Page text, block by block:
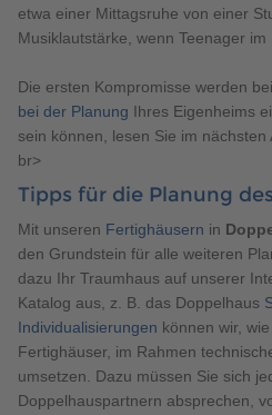
etwa einer Mittagsruhe von einer
Musiklautstärke, wenn Teenager im
Die ersten Kompromisse werden
bei der Planung Ihres Eigenheims
sein können, lesen Sie im nächsten
br>
Tipps für die Planung
Mit unseren Fertighäusern in
den Grundstein für alle weiteren
dazu Ihr Traumhaus auf unserer
Katalog aus, z. B. das Doppelhaus
Individualisierungen können wir,
Fertighäuser, im Rahmen
umsetzen. Dazu müssen Sie sich
Doppelhauspartnern absprechen,